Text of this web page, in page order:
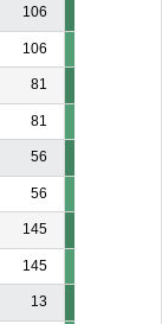
106
106
81
81
56
56
145
145
13